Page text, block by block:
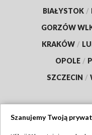
BIAŁYSTOK /
GORZÓW
KRAKÓW /
OPOLE /
SZCZECIN /
Szanujemy Twoją